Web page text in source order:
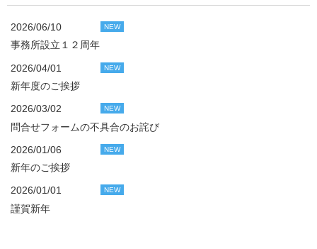
2026/06/10 NEW
事務所設立１２周年
2026/04/01 NEW
新年度のご挨拶
2026/03/02 NEW
問合せフォームの不具合のお詫び
2026/01/06 NEW
新年のご挨拶
2026/01/01 NEW
謹賀新年